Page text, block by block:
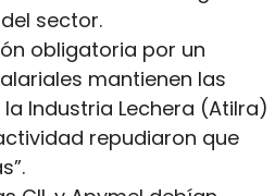
sector.
obligatoria por un
mantienen las
Industria Lechera (Atilra)
repudiaron que